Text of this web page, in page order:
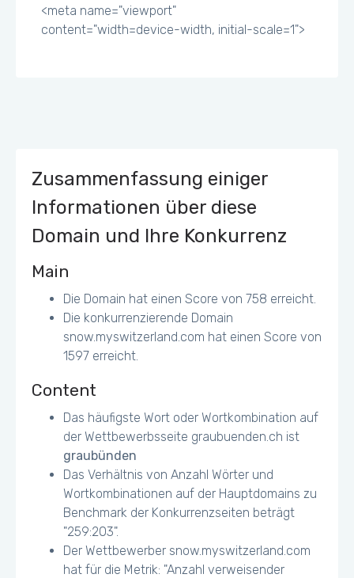
<meta name="viewport"
content="width=device-width, initial-scale=1">
Zusammenfassung einiger
Informationen über diese
Domain und Ihre Konkurrenz
Main
Die Domain hat einen Score von 758 erreicht.
Die konkurrenzierende Domain
snow.myswitzerland.com hat einen Score von
1597 erreicht.
Content
Das häufigste Wort oder Wortkombination auf
der Wettbewerbsseite graubuenden.ch ist
graubünden
Das Verhältnis von Anzahl Wörter und
Wortkombinationen auf der Hauptdomains zu
Benchmark der Konkurrenzseiten beträgt
"259:203".
Der Wettbewerber snow.myswitzerland.com
hat für die Metrik: "Anzahl verweisender